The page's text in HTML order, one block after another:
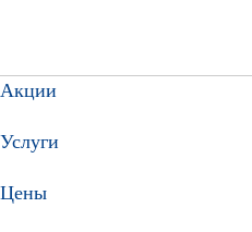
Акции
Услуги
Цены